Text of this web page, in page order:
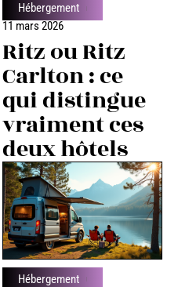
Hébergement
11 mars 2026
Ritz ou Ritz
Carlton : ce
qui distingue
vraiment ces
deux hôtels
Hébergement